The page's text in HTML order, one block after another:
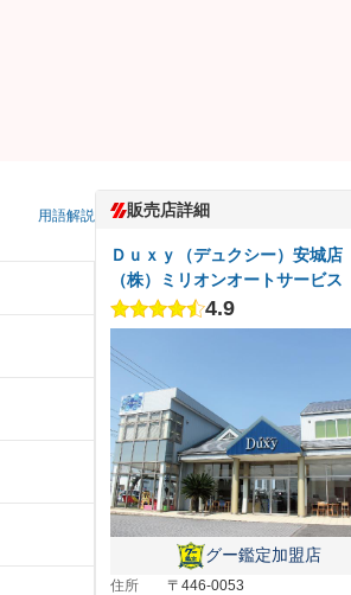
用語解説 販売店詳細
Ｄｕｘｙ（デュクシー）安城店
（株）ミリオンオートサービス
4.9
グー鑑定加盟店
住所
〒446-0053